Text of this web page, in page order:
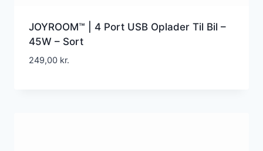
JOYROOM™ | 4 Port USB Oplader Til Bil –
45W – Sort
249,00 kr.